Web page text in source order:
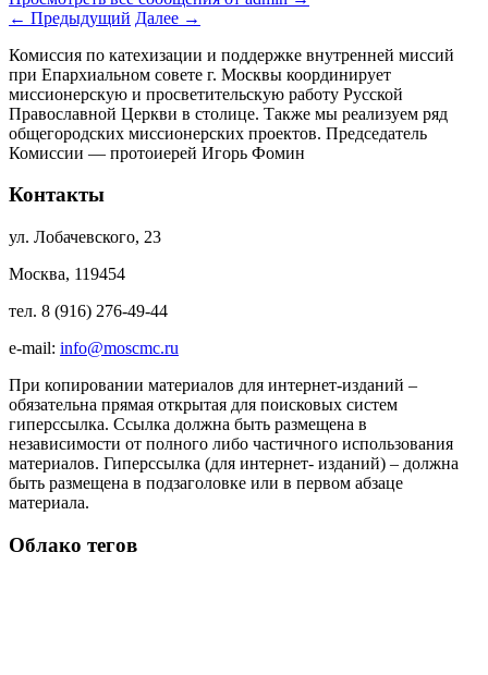
← Предыдущий Далее →
Комиссия по катехизации и поддержке внутренней миссий
при Епархиальном совете г. Москвы координирует
миссионерскую и просветительскую работу Русской
Православной Церкви в столице. Также мы реализуем ряд
общегородских миссионерских проектов. Председатель
Комиссии — протоиерей Игорь Фомин
Контакты
ул. Лобачевского, 23
Москва, 119454
тел. 8 (916) 276-49-44
e-mail: info@moscmc.ru
При копировании материалов для интернет-изданий –
обязательна прямая открытая для поисковых систем
гиперссылка. Ссылка должна быть размещена в
независимости от полного либо частичного использования
материалов. Гиперссылка (для интернет- изданий) – должна
быть размещена в подзаголовке или в первом абзаце
материала.
Облако тегов